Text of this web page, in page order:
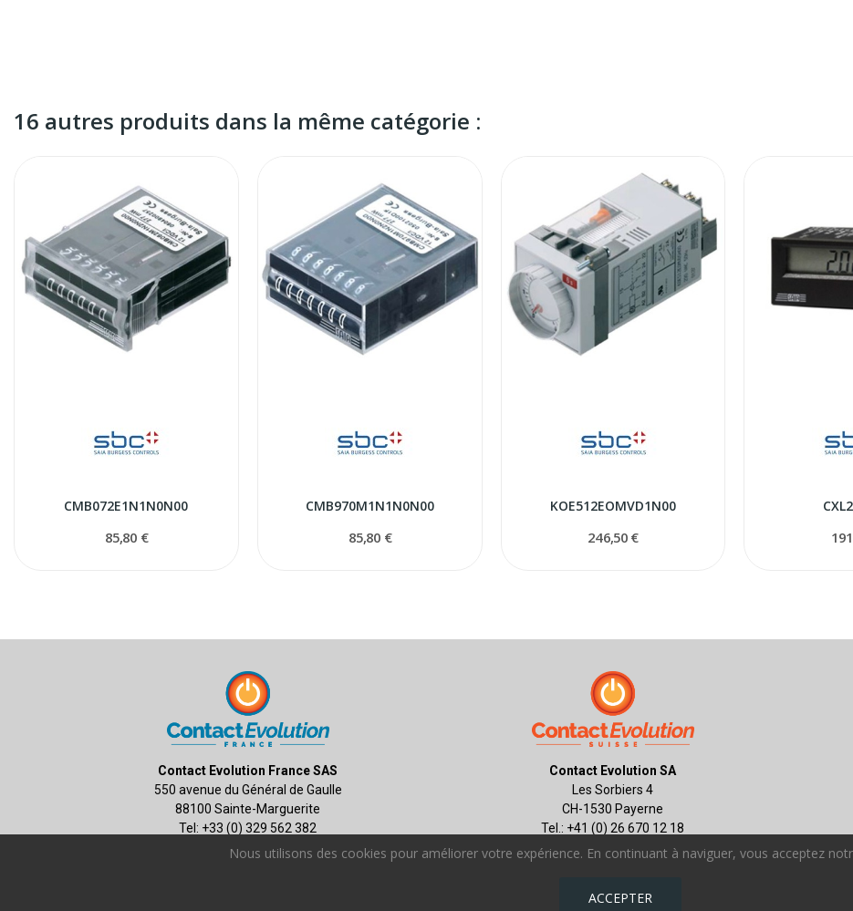
Nous utilisons des cookies pour améliorer votre expérience. En continuant à naviguer, vous acceptez
ACCEPTER
16 autres produits dans la même catégorie :
CMB072E1N1N0N00
85,80 €
CMB970M1N1N0N00
85,80 €
KOE512EOMVD1N00
246,50 €
Contact Evolution France SAS
550 avenue du Général de Gaulle
88100 Sainte-Marguerite
Tel: +33 (0) 329 562 382
contact.fr@contact-evolution.com
Contact Evolution SA
Les Sorbiers 4
CH-1530 Payerne
Tel.: +41 (0) 26 670 12 18
contact.ch@contact-evolution.com
Copyright © Contact Evolution SA. All Rights Reserved.